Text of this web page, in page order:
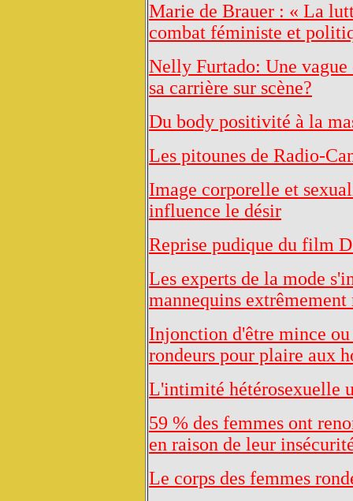
Marie de Brauer : « La
combat féministe et
Nelly Furtado: Une vague
sa carrière sur scène?
Du body positivité à la
Les pitounes de Radio-
Image corporelle et
influence le désir
Reprise pudique du film
Les experts de la mode
mannequins extrêmement
Injonction d'être mince
rondeurs pour plaire aux
L'intimité hétérosexuelle
59 % des femmes ont
en raison de leur
Le corps des femmes